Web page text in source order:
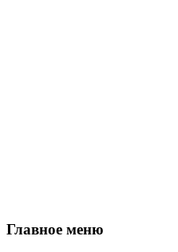
Главное меню